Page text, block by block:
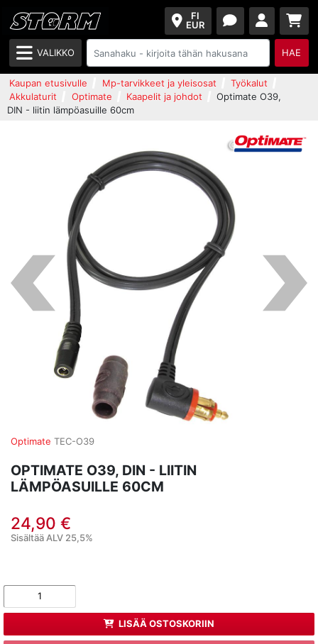
FI
EUR
VALIKKO HAE
Kaupan etusivulle Mp-tarvikkeet ja yleisosat
Työkalut
Akkulaturit
Optimate Kaapelit ja johdot
Optimate O39,
DIN - liitin lämpöasuille 60cm
Optimate TEC-O39
OPTIMATE O39, DIN - LIITIN
LÄMPÖASUILLE 60CM
24,90 €
Sisältää ALV 25,5%
LISÄÄ OSTOSKORIIN